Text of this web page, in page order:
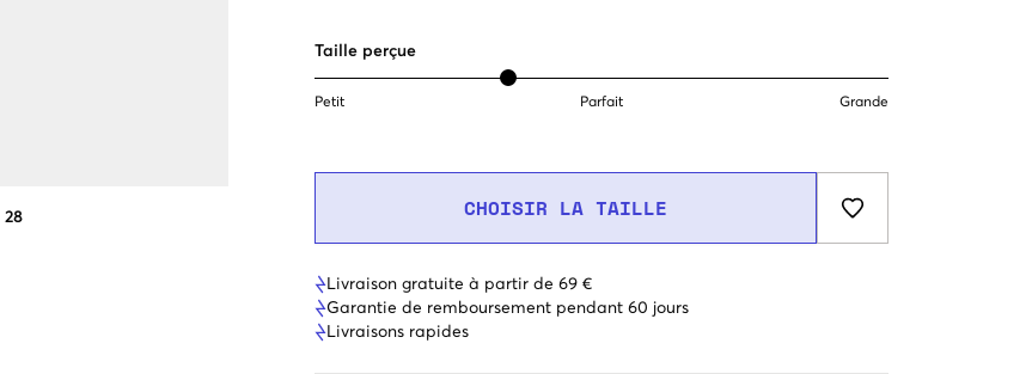
28
Taille perçue
Petit Parfait Grande
CHOISIR LA TAILLE
Livraison gratuite à partir de 69 €
Garantie de remboursement pendant 60 jours
Livraisons rapides